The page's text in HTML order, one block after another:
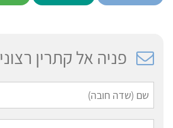
פניה אל קתרין רצוני